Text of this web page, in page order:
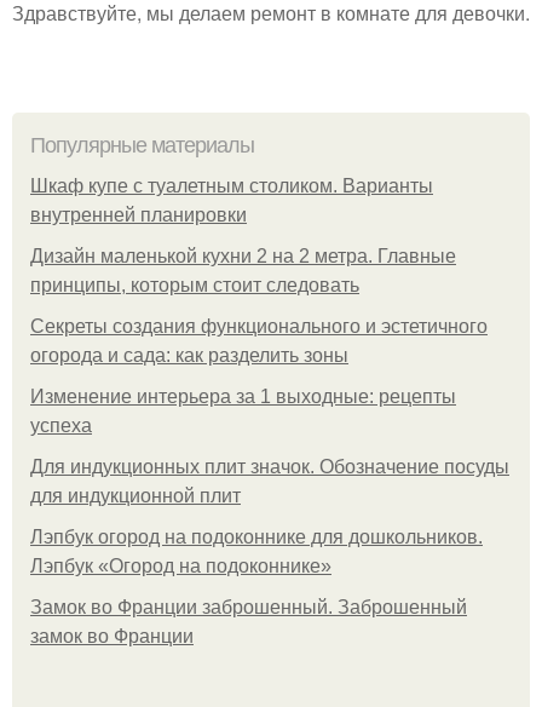
Здравствуйте, мы делаем ремонт в комнате для девочки.
Популярные материалы
Шкаф купе с туалетным столиком. Варианты
внутренней планировки
Дизайн маленькой кухни 2 на 2 метра. Главные
принципы, которым стоит следовать
Секреты создания функционального и эстетичного
огорода и сада: как разделить зоны
Изменение интерьера за 1 выходные: рецепты
успеха
Для индукционных плит значок. Обозначение посуды
для индукционной плит
Лэпбук огород на подоконнике для дошкольников.
Лэпбук «Огород на подоконнике»
Замок во Франции заброшенный. Заброшенный
замок во Франции